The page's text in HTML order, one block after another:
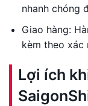
nhanh chóng
Giao hàng:
kèm theo xác
Lợi ích